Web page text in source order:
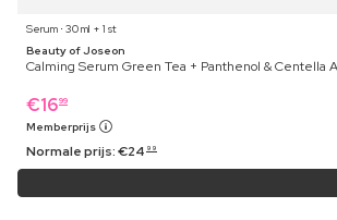
Serum ⋅ 30 ml + 1 st
Beauty of Joseon
Calming Serum Green Tea + Panthenol & Centella
€1699
Memberprijs
Normale prijs:€24 99